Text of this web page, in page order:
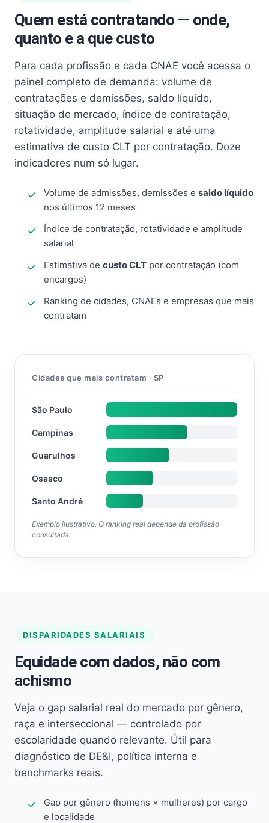
Quem está contratando — onde,
quanto e a que custo
Para cada profissão e cada CNAE você acessa o
painel completo de demanda: volume de
contratações e demissões, saldo líquido,
situação do mercado, índice de contratação,
rotatividade, amplitude salarial e até uma
estimativa de custo CLT por contratação. Doze
indicadores num só lugar.
Volume de admissões, demissões e saldo líquido
nos últimos 12 meses
Índice de contratação, rotatividade e amplitude
salarial
Estimativa de custo CLT por contratação (com
encargos)
Ranking de cidades, CNAEs e empresas que mais
contratam
Cidades que mais contratam · SP
São Paulo
Campinas
Guarulhos
Osasco
Santo André
Exemplo ilustrativo. O ranking real depende da profissão
consultada.
DISPARIDADES SALARIAIS
Equidade com dados, não com
achismo
Veja o gap salarial real do mercado por gênero,
raça e interseccional — controlado por
escolaridade quando relevante. Útil para
diagnóstico de DE&I, política interna e
benchmarks reais.
Gap por gênero (homens × mulheres) por cargo
e localidade